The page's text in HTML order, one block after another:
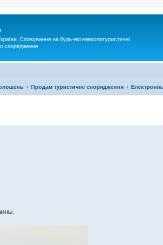
Спілкування на будь-які навколотуристичні
спорядження
Продам туристичне спорядження